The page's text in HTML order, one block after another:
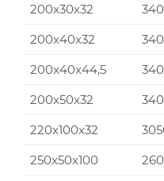
200x30x32
200x40x32
200x40x44,5
200x50x32
220x100x32
250x50x100